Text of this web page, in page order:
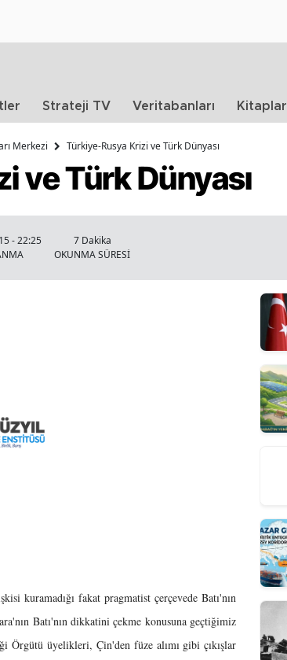
Strateji TV Veritabanları Kitaplar
Merkezi Türkiye-Rusya Krizi ve Türk Dünyası
ve Türk Dünyası
- 22:25
7 Dakika
OKUNMA SÜRESİ
kuramadığı fakat pragmatist çerçevede Batı'nın
Batı'nın dikkatini çekme konusuna geçtiğimiz
üyelikleri, Çin'den füze alımı gibi çıkışlar